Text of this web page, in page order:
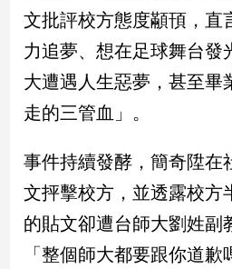
會/
地
方
新
冠
專
區
南
文批評校方態度顢頇，直
力追夢、想在足球舞台發
大遭遇人生惡夢，甚至畢
走的三管血」。
事件持續發酵，簡奇陞在
文抨擊校方，並透露校方
的貼文卻遭台師大劉姓副
「整個師大都要跟你道